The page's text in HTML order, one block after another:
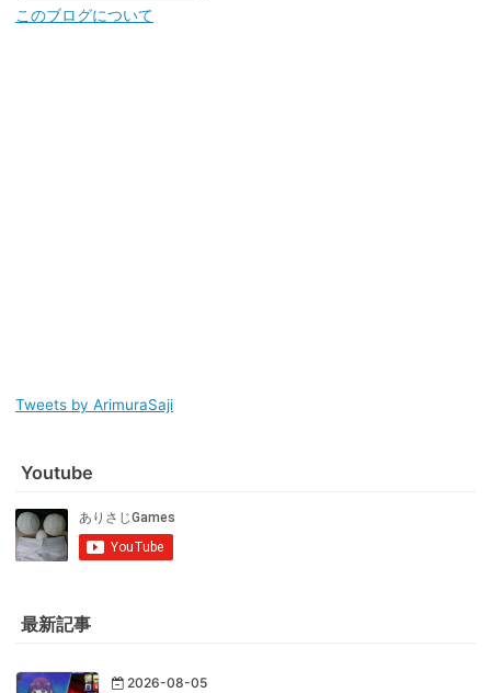
このブログについて
Tweets by ArimuraSaji
Youtube
最新記事
2026-08-05